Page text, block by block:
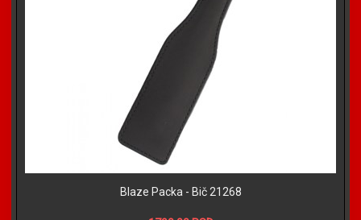
Blaze Packa - Bič 21268